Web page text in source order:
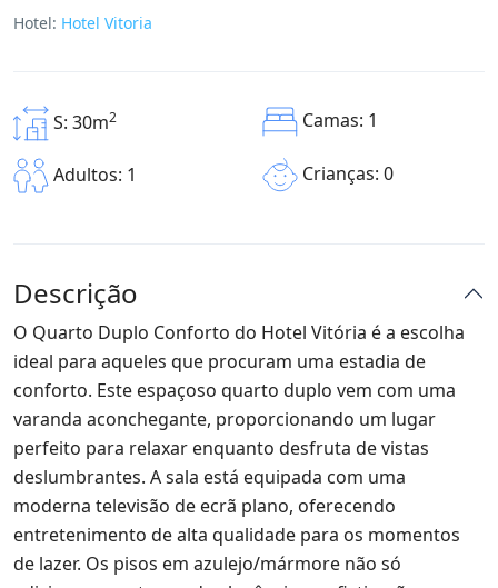
Hotel: Hotel Vitoria
S: 30m2 Camas: 1
Adultos: 1 Crianças: 0
Descrição
O Quarto Duplo Conforto do Hotel Vitória é a escolha
ideal para aqueles que procuram uma estadia de
conforto. Este espaçoso quarto duplo vem com uma
varanda aconchegante, proporcionando um lugar
perfeito para relaxar enquanto desfruta de vistas
deslumbrantes. A sala está equipada com uma
moderna televisão de ecrã plano, oferecendo
entretenimento de alta qualidade para os momentos
de lazer. Os pisos em azulejo/mármore não só